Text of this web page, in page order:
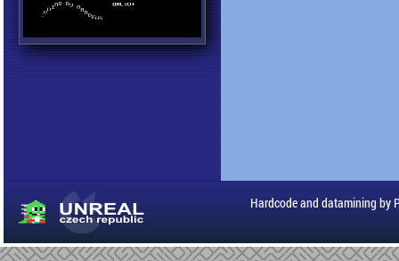
Hardcode and datamining by